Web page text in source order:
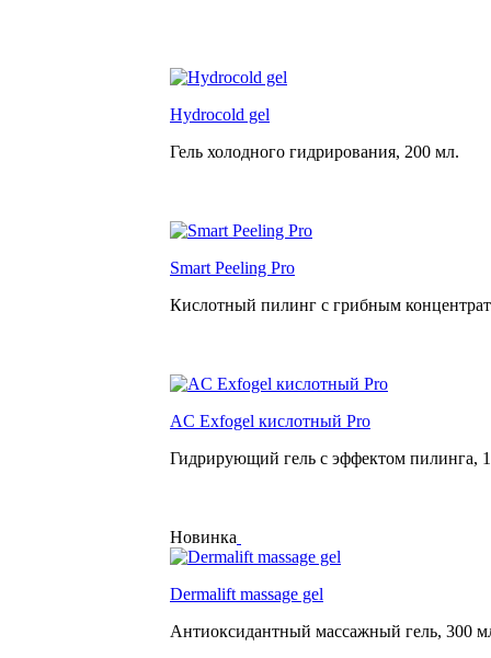
Hydrocold gel
Гель холодного гидрирования, 200 мл.
Smart Peeling Pro
Кислотный пилинг с грибным
AC Exfogel кислотный Pro
Гидрирующий гель с эффектом пилинга,
Новинка
Dermalift massage gel
Антиоксидантный массажный гель, 300